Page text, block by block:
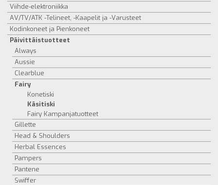
Viihde-elektroniikka
AV/TV/ATK -Telineet, -Kaapelit ja -Varusteet
Kodinkoneet ja Pienkoneet
Päivittäistuotteet
Always
Aussie
Clearblue
Fairy
Konetiski
Käsitiski
Fairy Kampanjatuotteet
Gillette
Head & Shoulders
Herbal Essences
Pampers
Pantene
Swiffer